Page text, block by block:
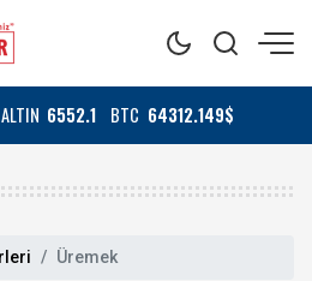
ALTIN 6552.1 BTC 64312.149$
Üremek